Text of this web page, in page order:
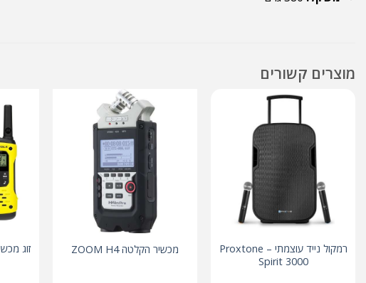
מוצרים קשורים
רמקול נייד עוצמתי – Proxtone
Spirit 3000
מכשיר הקלטה ZOOM H4